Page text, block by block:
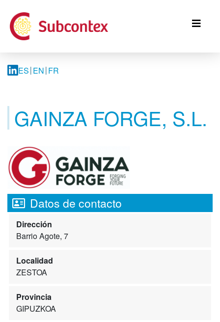
contenido
principal
ES EN FR
GAINZA FORGE, S.L.
Datos de contacto
Dirección
Barrio Agote, 7
Localidad
ZESTOA
Provincia
GIPUZKOA